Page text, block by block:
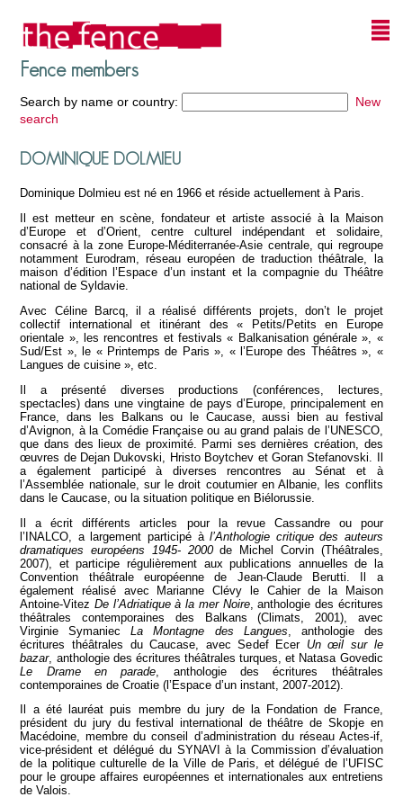
Fence members
Search by name or country:
New
search
View all members
DOMINIQUE DOLMIEU
Dominique Dolmieu est né en 1966 et réside actuellement à Paris.
Il est metteur en scène, fondateur et artiste associé à la Maison
d’Europe et d’Orient, centre culturel indépendant et solidaire,
consacré à la zone Europe-Méditerranée-Asie centrale, qui regroupe
notamment Eurodram, réseau européen de traduction théâtrale, la
maison d’édition l’Espace d’un instant et la compagnie du Théâtre
national de Syldavie.
Avec Céline Barcq, il a réalisé différents projets, don’t le projet
collectif international et itinérant des « Petits/Petits en Europe
orientale », les rencontres et festivals « Balkanisation générale », «
Sud/Est », le « Printemps de Paris », « l’Europe des Théâtres », «
Langues de cuisine », etc.
Il a présenté diverses productions (conférences, lectures,
spectacles) dans une vingtaine de pays d’Europe, principalement en
France, dans les Balkans ou le Caucase, aussi bien au festival
d’Avignon, à la Comédie Française ou au grand palais de l’UNESCO,
que dans des lieux de proximité. Parmi ses dernières création, des
œuvres de Dejan Dukovski, Hristo Boytchev et Goran Stefanovski. Il
a également participé à diverses rencontres au Sénat et à
l’Assemblée nationale, sur le droit coutumier en Albanie, les conflits
dans le Caucase, ou la situation politique en Biélorussie.
Il a écrit différents articles pour la revue Cassandre ou pour
l’INALCO, a largement participé àl’Anthologie critique des auteurs
dramatiques européens 1945- 2000de Michel Corvin (Théâtrales,
2007), et participe régulièrement aux publications annuelles de la
Convention théâtrale européenne de Jean-Claude Berutti. Il a
également réalisé avec Marianne Clévy le Cahier de la Maison
Antoine-VitezDe l’Adriatique à la mer Noire, anthologie des écritures
théâtrales contemporaines des Balkans (Climats, 2001), avec
Virginie SymaniecLa Montagne des Langues , anthologie des
écritures théâtrales du Caucase, avec Sedef Ecer Un œil sur le
bazar, anthologie des écritures théâtrales turques, et Natasa Govedic
Le Drame en parade , anthologie des écritures théâtrales
contemporaines de Croatie (l’Espace d’un instant, 2007-2012).
Il a été lauréat puis membre du jury de la Fondation de France,
président du jury du festival international de théâtre de Skopje en
Macédoine, membre du conseil d’administration du réseau Actes-if,
vice-président et délégué du SYNAVI à la Commission d’évaluation
de la politique culturelle de la Ville de Paris, et délégué de l’UFISC
pour le groupe affaires européennes et internationales aux entretiens
de Valois.